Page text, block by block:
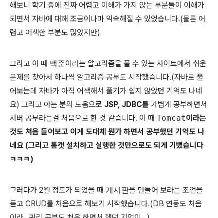
해보니 학기 중에 진짜 어렵고 이해가 가지 않는 부분들이 이해가
되면서 자바에 대해 조금이나마 익숙해질 수 있었습니다.(물론 어
렵고 어색한 부분도 많았지만)
그리고 이 때 백준이라는 알고리즘을 풀 수 있는 사이트에서 쉬운
문제를 찾아서 하나씩 알고리즘 공부도 시작했습니다.(자바로 풀
어보는데 자바가 아직 어색해서 풀기가 쉽지 않았던 기억도 나네
요) 그리고 아는 분의 도움으로 JSP, JDBC를 가볍게 공부하면서
서버 공부라는걸 처음으로 한 것 같습니다. 이 때 Tomcat이라는
것도 처음 들어보고 이게 도대체 뭔가 하면서 공부했던 기억도 나
네요 (그리고 톰캣 설치하고 실행한 것만으로도 되게 기뻤습니다
ㅋㅋㅋ)
그러다가 2월 정도가 되었을 때 게시판을 만들어 보라는 조언을
듣고 CRUD를 처음으로 해보기 시작했습니다.(DB 연동도 처음